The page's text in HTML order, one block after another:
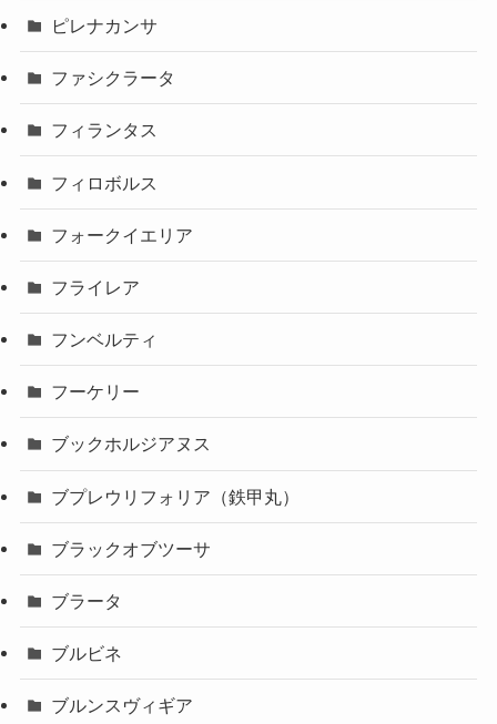
ピレナカンサ
ファシクラータ
フィランタス
フィロボルス
フォークイエリア
フライレア
フンベルティ
フーケリー
ブックホルジアヌス
ブプレウリフォリア（鉄甲丸）
ブラックオブツーサ
ブラータ
ブルビネ
ブルンスヴィギア